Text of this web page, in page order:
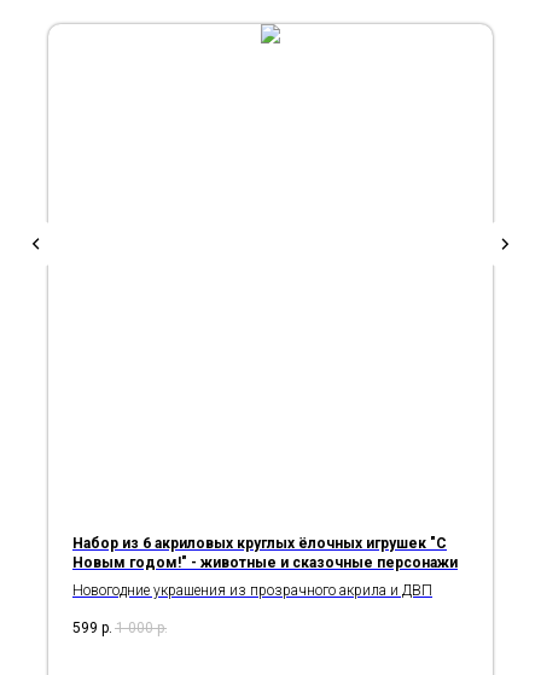
Набор из 6 акриловых круглых ёлочных игрушек "С
Новым годом!" - животные и сказочные персонажи
Новогодние украшения из прозрачного акрила и ДВП
599 р. 1 000 р.